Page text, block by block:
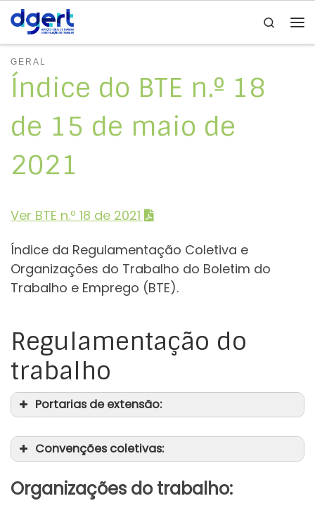
Skip to content
Search
GERAL
Índice do BTE n.º 18
de 15 de maio de
2021
Ver BTE n.º 18 de 2021
Índice da Regulamentação Coletiva e
Organizações do Trabalho do Boletim do
Trabalho e Emprego (BTE).
Regulamentação do
trabalho
Portarias de extensão:
Convenções coletivas:
Organizações do trabalho: